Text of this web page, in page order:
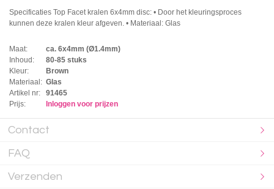
Specificaties Top Facet kralen 6x4mm disc: • Door het kleuringsproces
kunnen deze kralen kleur afgeven. • Materiaal: Glas
Maat:
ca. 6x4mm (Ø1.4mm)
Inhoud:
80-85 stuks
Kleur:
Brown
Materiaal: Glas
Artikel nr:
91465
Prijs:
Inloggen voor prijzen
Contact
FAQ
Verzenden